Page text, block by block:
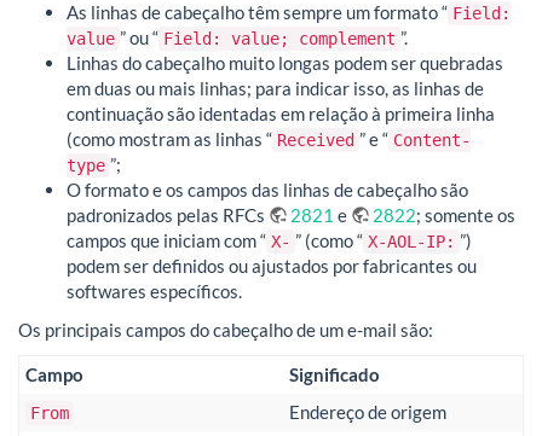
As linhas de cabeçalho têm sempre um formato “ Field:
value ” ou “ Field: value; complement ”.
Linhas do cabeçalho muito longas podem ser quebradas
em duas ou mais linhas; para indicar isso, as linhas de
continuação são identadas em relação à primeira linha
(como mostram as linhas “ Received ” e “ Content-
type ”;
O formato e os campos das linhas de cabeçalho são
padronizados pelas RFCs
2821 e 2822; somente os
campos que iniciam com “ X- ” (como “ X-AOL-IP: ”)
podem ser definidos ou ajustados por fabricantes ou
softwares específicos.
Os principais campos do cabeçalho de um e-mail são:
Campo Significado
From Endereço de origem